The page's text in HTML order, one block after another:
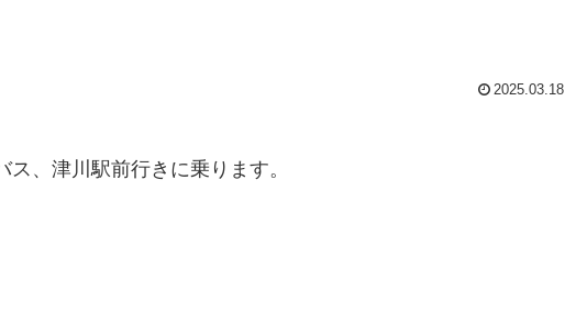
2025.03.18
、津川駅前行きに乗ります。